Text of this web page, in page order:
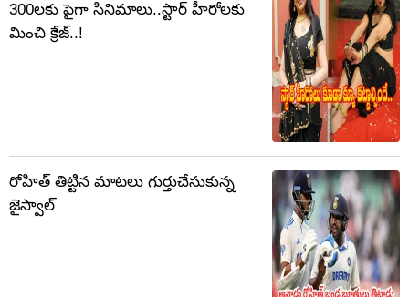
300లకు పైగా సినిమాలు..స్టార్ హీరోలకు
మించి క్రేజ్..!
రోహిత్ తిట్టిన మాటలు గుర్తుచేసుకున్న
జైస్వాల్